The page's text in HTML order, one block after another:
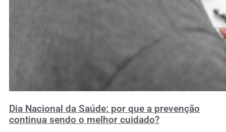
Dia Nacional da Saúde: por que a prevenção
continua sendo o melhor cuidado?